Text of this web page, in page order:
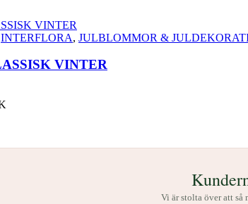
INTERFLORA, JULBLOMMOR &
VINTER
Vi är stolta över att